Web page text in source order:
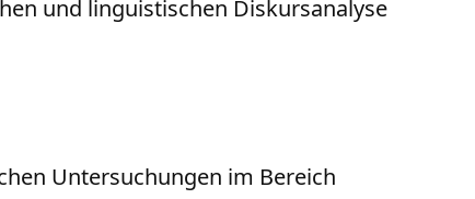
und linguistischen Diskursanalyse
Untersuchungen im Bereich